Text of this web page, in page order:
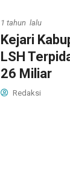
1 tahun lalu
Kejari
LSH
26 Miliar
Redaksi